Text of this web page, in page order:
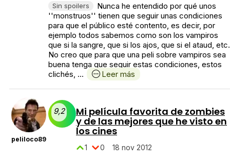
Sin spoilers
Nunca he entendido por qué unos
''monstruos'' tienen que seguir unas condiciones
para que el público esté contento, es decir, por
ejemplo todos sabemos como son los vampiros
que si la sangre, que si los ajos, que si el ataud, etc.
No creo que para que una peli sobre vampiros sea
buena tenga que seguir estas condiciones, estos
clichés, ...
Leer más
peliloco89
9,2 Mi película favorita de zombies
y de las mejores que he visto en
los cines
1 0 18 nov 2012